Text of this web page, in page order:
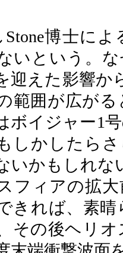
Stone博士に
いという。
迎えた影響か
範囲が広が
ボイジャー1
しかしたら
いかもしれな
フィアの拡
きれば、素
その後ヘリ